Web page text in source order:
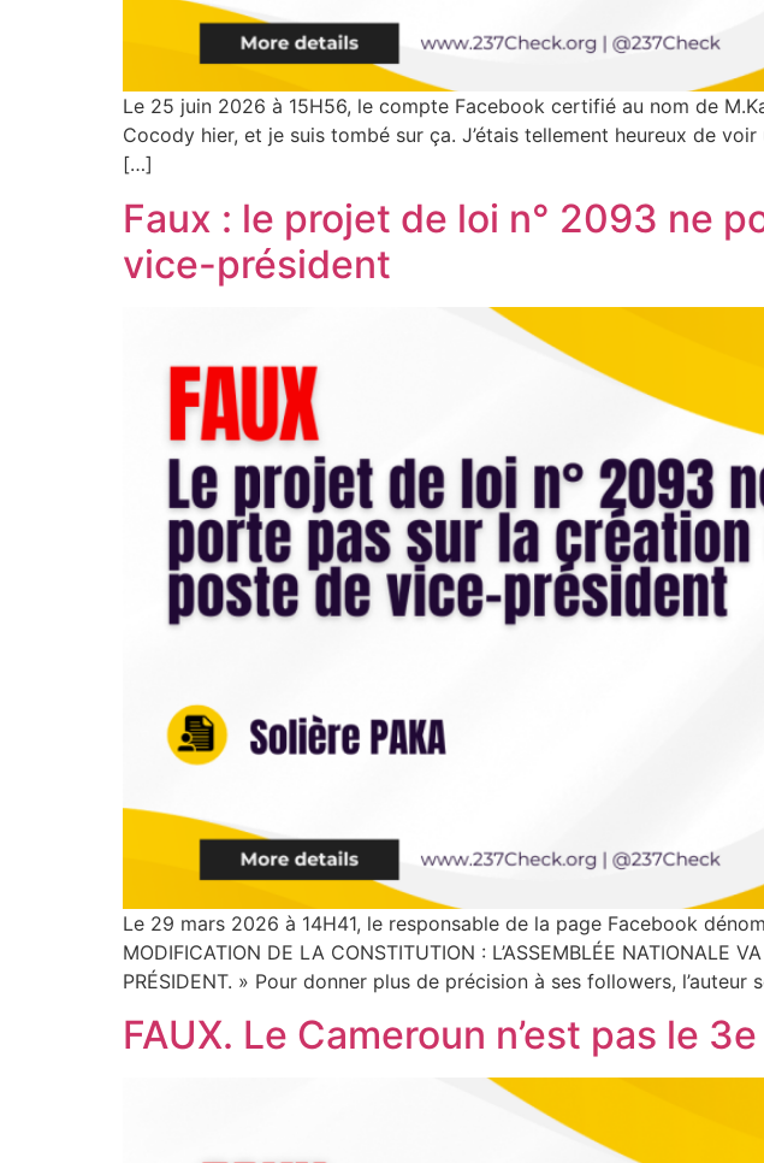
Le 25 juin 2026 à 15H56, le compte Facebook certifié au nom de
Cocody hier, et je suis tombé sur ça. J’étais tellement heureux de
[…]
Faux : le projet de loi n° 2093 ne
vice-président
Le 29 mars 2026 à 14H41, le responsable de la page Facebook
MODIFICATION DE LA CONSTITUTION : L’ASSEMBLÉE NATIONALE
PRÉSIDENT. » Pour donner plus de précision à ses followers, l’auteur
FAUX. Le Cameroun n’est pas le